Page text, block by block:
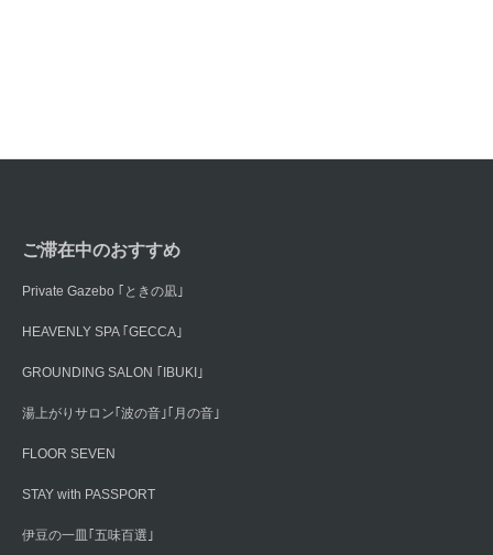
ご滞在中のおすすめ
Private Gazebo ｢ときの凪｣
HEAVENLY SPA ｢GECCA｣
GROUNDING SALON ｢IBUKI｣
湯上がりサロン｢波の音｣｢月の音｣
FLOOR SEVEN
STAY with PASSPORT
伊豆の一皿｢五味百選｣